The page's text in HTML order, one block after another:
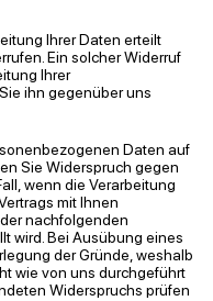
Ihrer Daten erteilt
Ein solcher Widerruf
Ihrer
ihn gegenüber uns
Daten auf
Sie Widerspruch gegen
wenn die Verarbeitung
mit Ihnen
nachfolgenden
wird. Bei Ausübung eines
der Gründe, weshalb
wie von uns durchgeführt
Widerspruchs prüfen